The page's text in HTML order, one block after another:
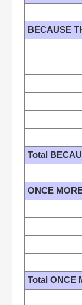
BECAUSE
Total
ONCE
Total ONCE